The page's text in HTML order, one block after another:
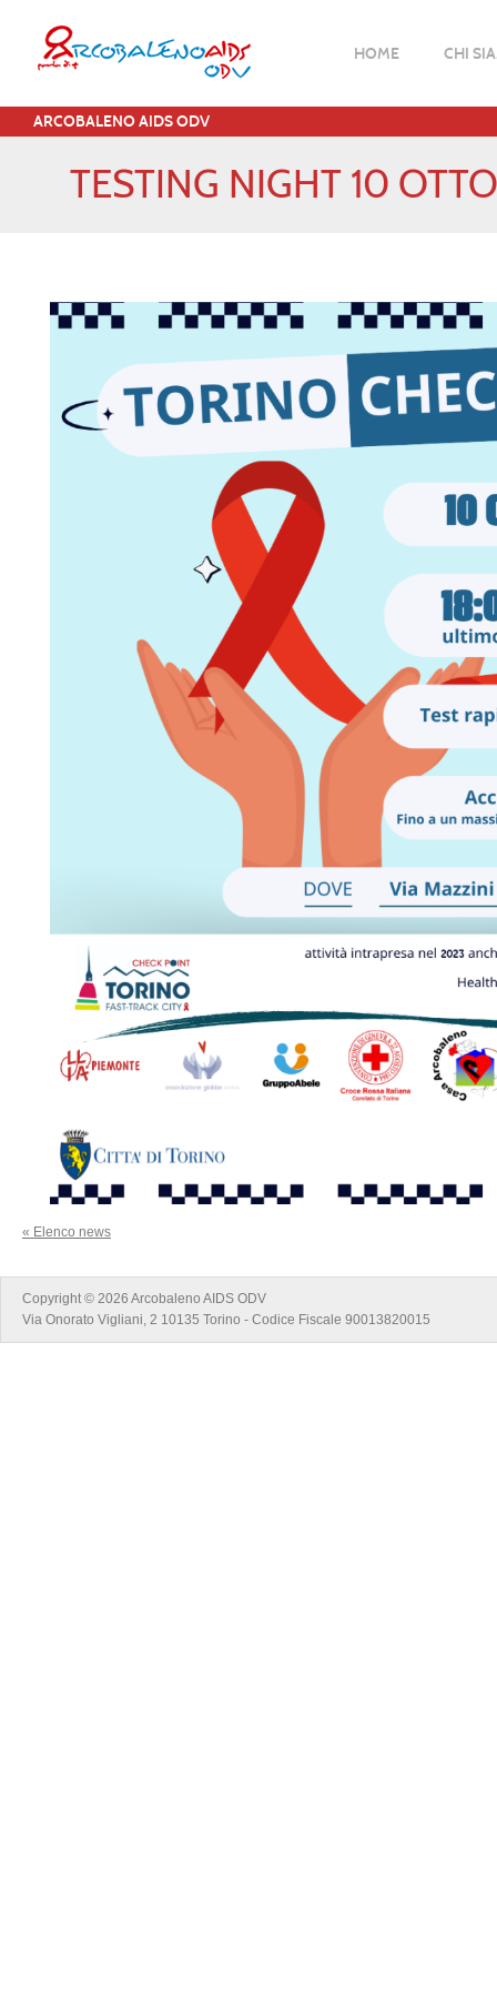
HOME CHI
ARCOBALENO AIDS ODV
TESTING NIGHT 10
« Elenco news
Copyright © 2026 Arcobaleno AIDS ODV
Via Onorato Vigliani, 2 10135 Torino - Codice Fiscale 90013820015